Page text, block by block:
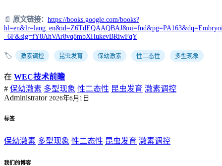
📄 原文链接： https://books.google.com/books?
_6F&sig=fY8AhVAr8vq8mbXHukevBRiwFqY
🏷️ 激素调控 昆虫发育 保幼激素 性二态性 多型现象
在 WEC技术前瞻
# 保幼激素 多型现象 性二态性 昆虫发育 激素调控
Administrator 2026年6月1日
标签
保幼激素 多型现象 性二态性 昆虫发育 激素调控
我们的博客